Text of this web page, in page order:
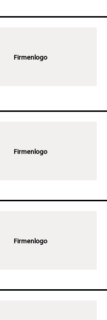
Firmenlogo
Firmenlogo
Firmenlogo